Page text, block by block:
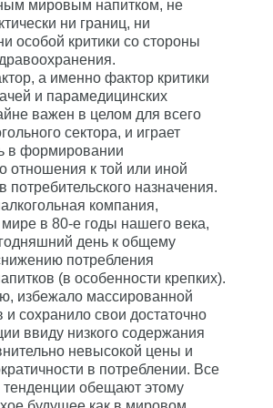
мировым напитком, не
ни границ, ни
особой критики со стороны
а именно фактор критики
и парамедицинских
важен в целом для всего
сектора, и играет
в формировании
отношения к той или иной
потребительского назначения.
компания,
в 80-е годы нашего века,
день к общему
потребления
(в особенности крепких).
избежало массированной
и сохранило свои достаточно
ввиду низкого содержания
невысокой цены и
в потреблении. Все
обещают этому